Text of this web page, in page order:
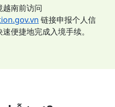
越南前访问
链接申报个人信
便捷地完成入境手续。